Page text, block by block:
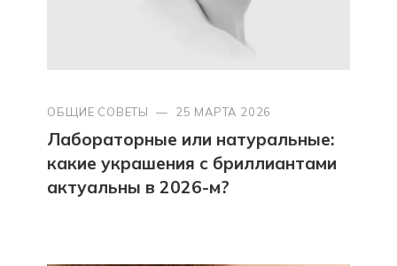
ОБЩИЕ СОВЕТЫ — 25 МАРТА 2026
Лабораторные или натуральные:
какие украшения с бриллиантами
актуальны в 2026-м?